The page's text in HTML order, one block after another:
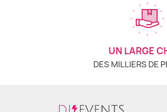
UN LARGE
DES MILLIERS DE